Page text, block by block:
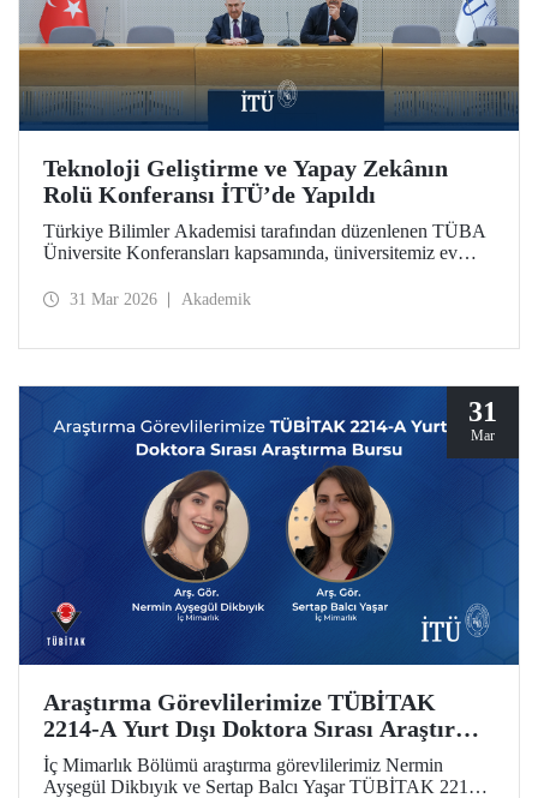
Teknoloji Geliştirme ve Yapay Zekânın
Rolü Konferansı İTÜ’de Yapıldı
Türkiye Bilimler Akademisi tarafından düzenlenen TÜBA
Üniversite Konferansları kapsamında, üniversitemiz ev
Rolü” başlıklı konferans, 30 Mart 2026’da Süleyman
31 Mar 2026 Akademik
31
Mar
Araştırma Görevlilerimize TÜBİTAK
2214-A Yurt Dışı Doktora Sırası Araştırma
Bursu
İç Mimarlık Bölümü araştırma görevlilerimiz Nermin
Ayşegül Dikbıyık ve Sertap Balcı Yaşar TÜBİTAK 2214-